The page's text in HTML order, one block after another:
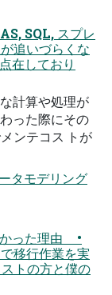
SQL, スプレ
追いづらくな
在しており
計算や処理が
った際にその
ンテコス トが
タモデリング
った理由 •
移行作業を実
トの方と僕の